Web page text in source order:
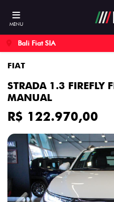
MENU
Bali Fiat SIA
FIAT
STRADA 1.3 FIREFLY
MANUAL
R$ 122.970,00